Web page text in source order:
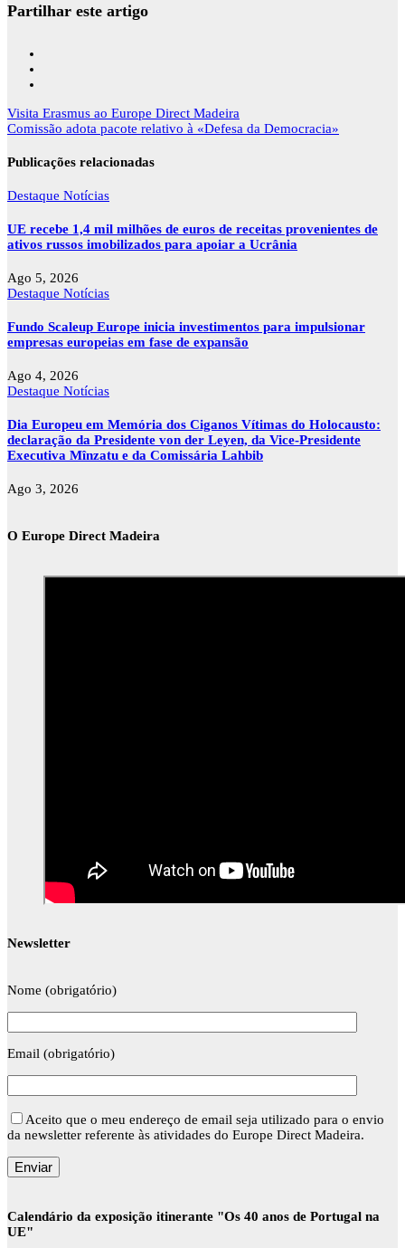
Partilhar este artigo
Navegação
de
Visita Erasmus ao Europe Direct Madeira
Comissão adota pacote relativo à «Defesa da Democracia»
Publicações relacionadas
Destaque Notícias
UE recebe 1,4 mil milhões de euros de receitas provenientes de
ativos russos imobilizados para apoiar a Ucrânia
Ago 5, 2026
Destaque Notícias
Fundo Scaleup Europe inicia investimentos para impulsionar
empresas europeias em fase de expansão
Ago 4, 2026
Destaque Notícias
Dia Europeu em Memória dos Ciganos Vítimas do Holocausto:
declaração da Presidente von der Leyen, da Vice-Presidente
Executiva Mînzatu e da Comissária Lahbib
Ago 3, 2026
O Europe Direct Madeira
Newsletter
Nome (obrigatório)
Email (obrigatório)
Aceito que o meu endereço de email seja utilizado para o envio
da newsletter referente às atividades do Europe Direct Madeira.
Calendário da exposição itinerante "Os 40 anos de Portugal na
UE"